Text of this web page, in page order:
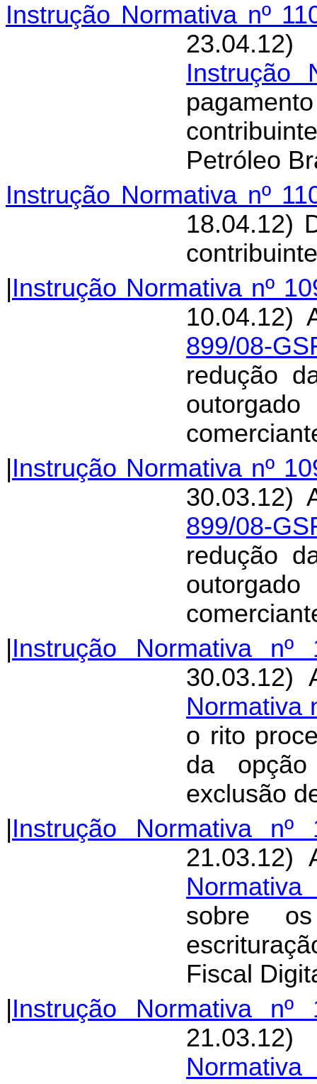
Instrução Normativa nº
23.04.12)
Instrução
Petróleo
Instrução Normativa nº
18.04.12)
Instrução Normativa nº
10.04.12)
899/08-
redução
Instrução Normativa nº
30.03.12)
899/08-
redução
Instrução Normativa nº
Normativa
o rito
da
exclusão
Instrução Normativa nº
sobre
Fiscal
Instrução Normativa nº
21.03.12)